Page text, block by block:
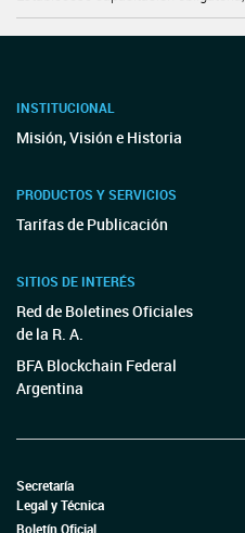
INSTITUCIONAL
Misión, Visión e Historia
PRODUCTOS Y SERVICIOS
Tarifas de Publicación
SITIOS DE INTERÉS
Red de Boletines Oficiales
de la R. A.
BFA Blockchain Federal
Argentina
Secretaría
Legal y Técnica
Boletín Oficial